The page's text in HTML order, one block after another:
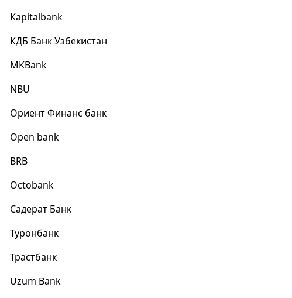
Kapitalbank
КДБ Банк Узбекистан
MKBank
NBU
Ориент Финанс банк
Open bank
BRB
Octobank
Садерат Банк
Туронбанк
Трастбанк
Uzum Bank